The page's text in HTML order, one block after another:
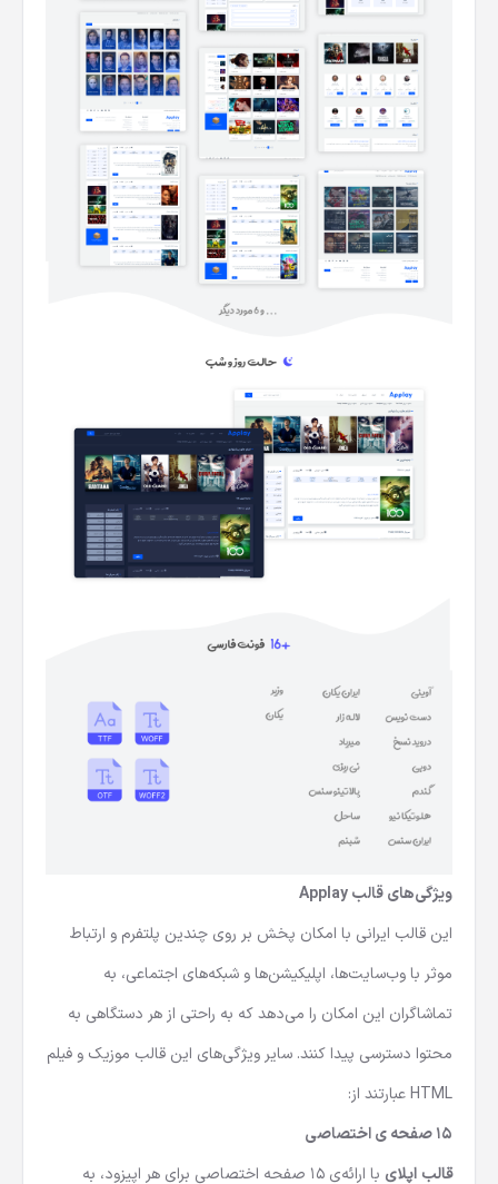
ویژگی‌های قالبApplay
این قالب ایرانی با امکان پخش بر روی چندین پلتفرم و ارتباط
موثر با وب‌سایت‌ها، اپلیکیشن‌ها و شبکه‌های اجتماعی، به
تماشاگران این امکان را می‌دهد که به راحتی از هر دستگاهی به
محتوا دسترسی پیدا کنند. سایر ویژگی‌های این قالب موزیک و فیلم
HTMLعبارتند از:
15 صفحه ی اختصاصی
قالب اپلای
با ارائه‌ی 15 صفحه اختصاصی برای هر اپیزود، به